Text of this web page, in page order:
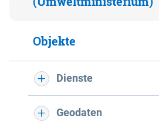
Objekte
Dienste
Geodaten